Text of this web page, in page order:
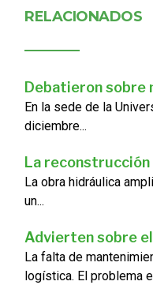
RELACIONADOS
Debatieron sobre
En la sede de la
diciembre...
La reconstrucción
La obra hidráulica
un...
Advierten sobre
La falta de
logística. El problema